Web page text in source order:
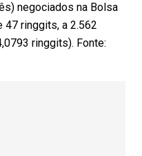
negociados na Bolsa
47 ringgits, a 2.562
ringgits). Fonte: